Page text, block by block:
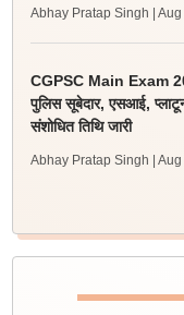
Abhay Pratap Singh |
CGPSC Main Exam
पुलिस सूबेदार, एसआई,
संशोधित तिथि जारी
Abhay Pratap Singh |